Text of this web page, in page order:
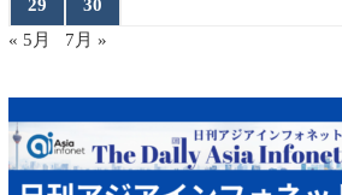
29
30
« 5月
7月 »